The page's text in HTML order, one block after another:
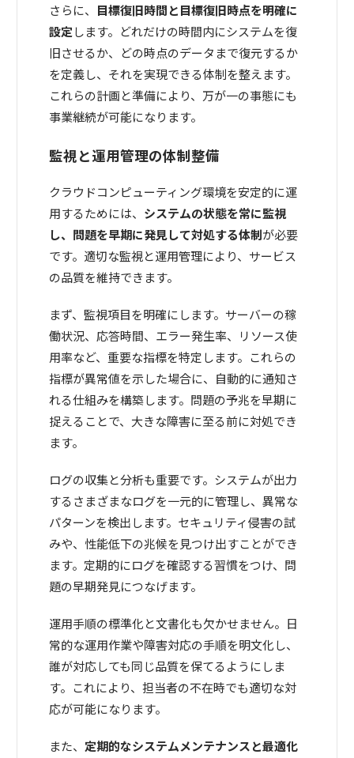
さらに、 目標復旧時間と目標復旧時点を明確に
設定します。どれだけの時間内にシステムを復
旧させるか、どの時点のデータまで復元するか
を定義し、それを実現できる体制を整えます。
これらの計画と準備により、万が一の事態にも
事業継続が可能になります。
監視と運用管理の体制整備
クラウドコンピューティング環境を安定的に運
用するためには、 システムの状態を常に監視
し、問題を早期に発見して対処する体制が必要
です。適切な監視と運用管理により、サービス
の品質を維持できます。
まず、監視項目を明確にします。サーバーの稼
働状況、応答時間、エラー発生率、リソース使
用率など、重要な指標を特定します。これらの
指標が異常値を示した場合に、自動的に通知さ
れる仕組みを構築します。問題の予兆を早期に
捉えることで、大きな障害に至る前に対処でき
ます。
ログの収集と分析も重要です。システムが出力
するさまざまなログを一元的に管理し、異常な
パターンを検出します。セキュリティ侵害の試
みや、性能低下の兆候を見つけ出すことができ
ます。定期的にログを確認する習慣をつけ、問
題の早期発見につなげます。
運用手順の標準化と文書化も欠かせません。日
常的な運用作業や障害対応の手順を明文化し、
誰が対応しても同じ品質を保てるようにしま
す。これにより、担当者の不在時でも適切な対
応が可能になります。
また、定期的なシステムメンテナンスと最適化